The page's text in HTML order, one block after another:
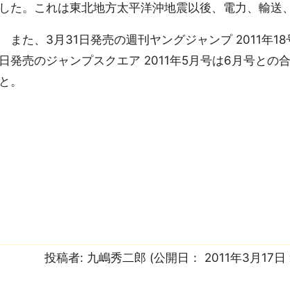
した。これは東北地方太平洋沖地震以後、電力、輸送
また、3月31日発売の週刊ヤングジャンプ 2011年
日発売のジャンプスクエア 2011年5月号は6月号との
と。
投稿者: 九嶋秀二郎 (公開日： 2011年3月17日